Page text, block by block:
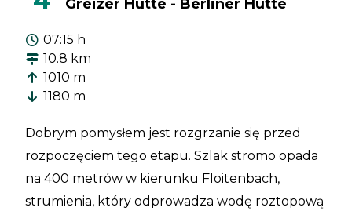
Greizer Hütte - Berliner Hütte
07:15 h
10.8 km
1010 m
1180 m
Dobrym pomysłem jest rozgrzanie się przed
rozpoczęciem tego etapu. Szlak stromo opada
na 400 metrów w kierunku Floitenbach,
strumienia, który odprowadza wodę roztopową